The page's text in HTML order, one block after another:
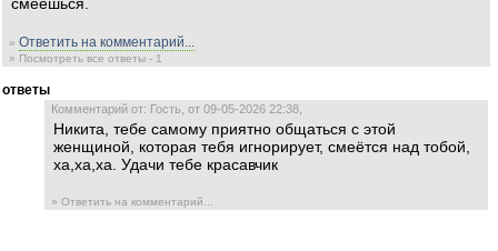
» Ответить на комментарий...
» Посмотреть все ответы - 1
ответы
Комментарий от: Гость, от 09-05-2026 22:38,
Никита, тебе самому приятно общаться с этой
женщиной, которая тебя игнорирует, смеётся над тобой,
ха,ха,ха. Удачи тебе красавчик
» Ответить на комментарий...